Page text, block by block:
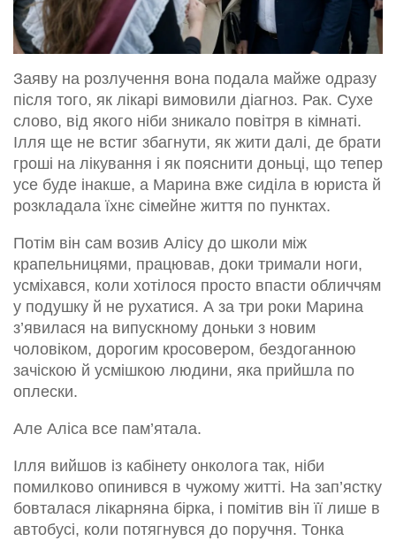
Заяву на розлучення вона подала майже одразу
після того, як лікарі вимовили діагноз. Рак. Сухе
слово, від якого ніби зникало повітря в кімнаті.
Ілля ще не встиг збагнути, як жити далі, де брати
гроші на лікування і як пояснити доньці, що тепер
усе буде інакше, а Марина вже сиділа в юриста й
розкладала їхнє сімейне життя по пунктах.
Потім він сам возив Алісу до школи між
крапельницями, працював, доки тримали ноги,
усміхався, коли хотілося просто впасти обличчям
у подушку й не рухатися. А за три роки Марина
з’явилася на випускному доньки з новим
чоловіком, дорогим кросовером, бездоганною
зачіскою й усмішкою людини, яка прийшла по
оплески.
Але Аліса все пам’ятала.
Ілля вийшов із кабінету онколога так, ніби
помилково опинився в чужому житті. На зап’ястку
бовталася лікарняна бірка, і помітив він її лише в
автобусі, коли потягнувся до поручня. Тонка